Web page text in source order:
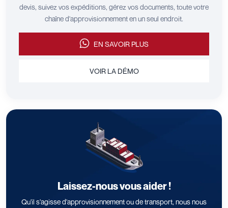
devis, suivez vos expéditions, gérez vos documents, toute votre
chaîne d'approvisionnement en un seul endroit.
EN SAVOIR PLUS
VOIR LA DÉMO
Laissez-nous vous aider !
Qu'il s'agisse d'approvisionnement ou de transport, nous nous